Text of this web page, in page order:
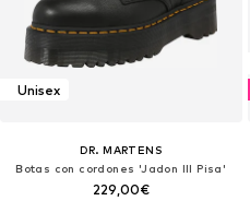
Unisex
DR. MARTENS
Botas con cordones 'Jadon III Pisa'
229,00€